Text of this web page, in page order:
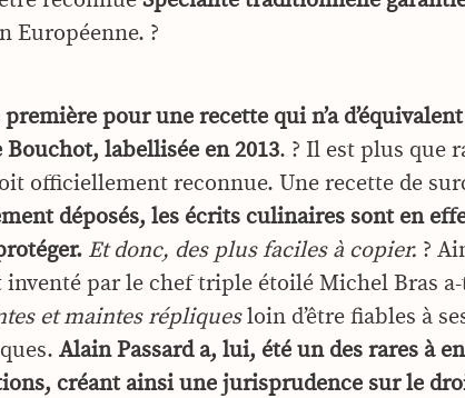
Européenne. ?
pour une recette qui n’a
Bouchot, labellisée en 2013. ? Il est plus que
officiellement reconnue. Une recette de
déposés, les écrits culinaires sont en
Et donc, des plus faciles à copier. ?
inventé par le chef triple étoilé Michel Bras
et maintes répliquesloin d’être fiables à
Alain Passard a, lui, été un des rares à
créant ainsi une jurisprudence sur le